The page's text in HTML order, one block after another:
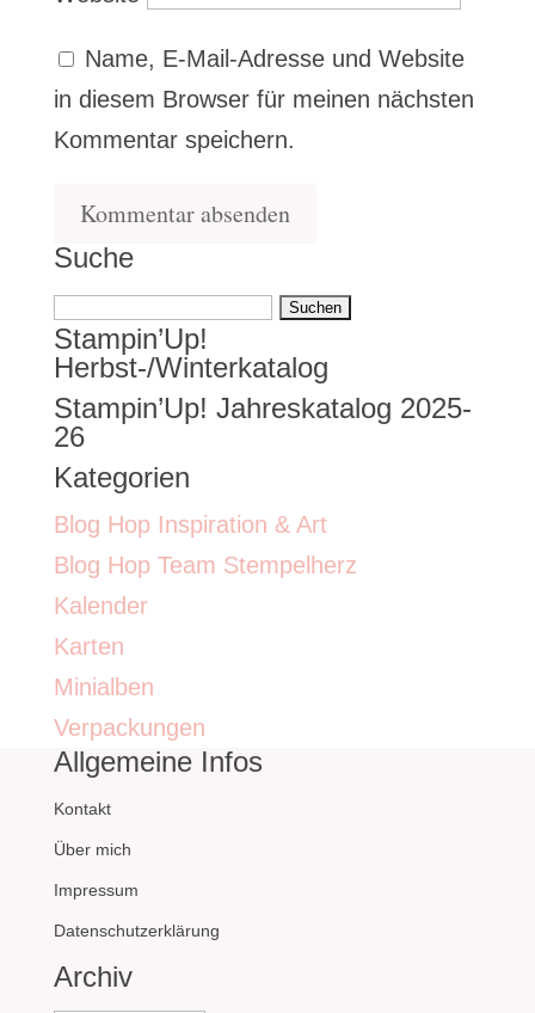
Name, E-Mail-Adresse und Website
in diesem Browser für meinen nächsten
Kommentar speichern.
Suche
Suchen
nach:
Stampin’Up!
Herbst-/Winterkatalog
Stampin’Up! Jahreskatalog 2025-
26
Kategorien
Blog Hop Inspiration & Art
Blog Hop Team Stempelherz
Kalender
Karten
Minialben
Verpackungen
Allgemeine Infos
Kontakt
Über mich
Impressum
Datenschutzerklärung
Archiv